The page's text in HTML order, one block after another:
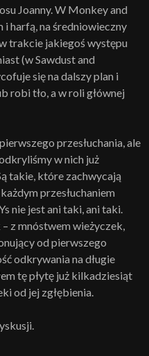
Joanny. W Monkey and
i harfą, na średniowieczny
trakcie jakiegoś występu
(w Sawdust and
się na dalszy plan i
robi tło, a w roli głównej
przesłuchania, ale
w nich już
takie, które zachwycają
przesłuchaniem
nie jest ani taki, ani taki.
z mnóstwem wieżyczek,
od pierwszego
odkrywania na długie
tę płytę już kilkadziesiąt
od jej zgłębienia.